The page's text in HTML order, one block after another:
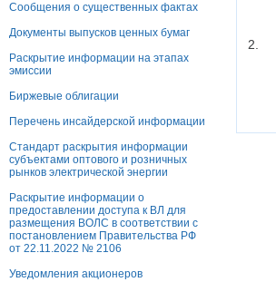
Сообщения о существенных фактах
Документы выпусков ценных бумаг
Раскрытие информации на этапах
эмиссии
Биржевые облигации
Перечень инсайдерской информации
Стандарт раскрытия информации
субъектами оптового и розничных
рынков электрической энергии
Раскрытие информации о
предоставлении доступа к ВЛ для
размещения ВОЛС в соответствии с
постановлением Правительства РФ
от 22.11.2022 № 2106
Уведомления акционеров
2.